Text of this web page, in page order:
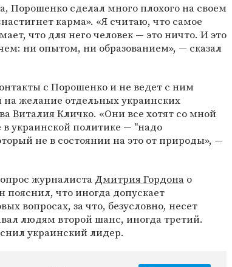
Порошенко сделал много плохого на своем
карма». «Я считаю, что самое
что для него человек — это ничто. И это
ни опытом, ни образованием», — сказал
с Порошенко и не ведет с ним
на желание отдельных украинских
Виталия Кличко. «Они все хотят со мной
в украинской политике — "надо
не в состоянии на это от природы», —
журналиста Дмитрия Гордона о
пояснил, что иногда допускает
вопросах, за что, безусловно, несет
людям второй шанс, иногда третий.
украинский лидер.